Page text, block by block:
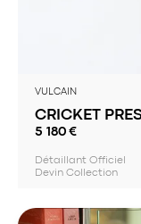
VULCAIN
CRICKET
5 180 €
Détaillant Officiel
Devin Collection